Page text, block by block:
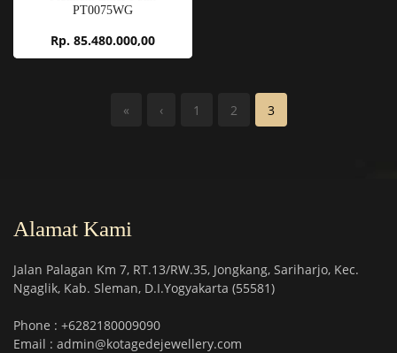
PT0075WG
Rp. 85.480.000,00
« ‹ 1 2 3
Alamat Kami
Jalan Palagan Km 7, RT.13/RW.35, Jongkang, Sariharjo, Kec.
Ngaglik, Kab. Sleman, D.I.Yogyakarta (55581)
Phone : +6282180009090
Email : admin@kotagedejewellery.com